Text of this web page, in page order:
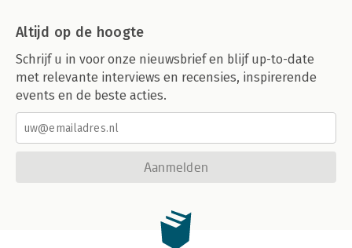
Altijd op de hoogte
Schrijf u in voor onze nieuwsbrief en blijf up-to-date
met relevante interviews en recensies, inspirerende
events en de beste acties.
Aanmelden